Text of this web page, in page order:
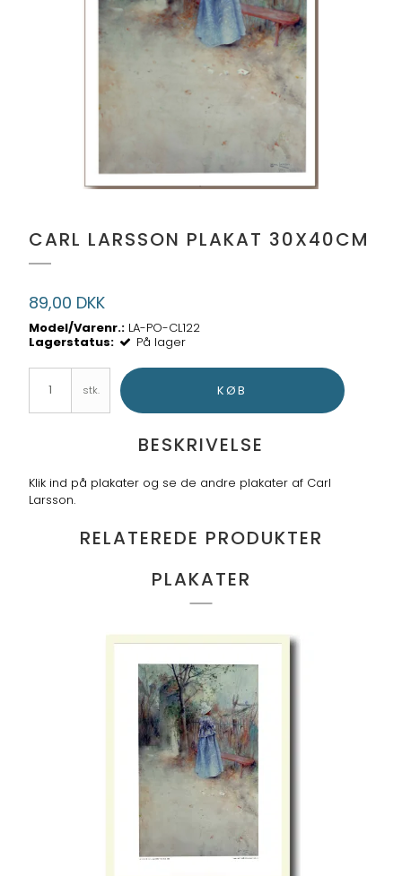
CARL LARSSON PLAKAT 30X40CM
89,00 DKK
Model/Varenr.: LA-PO-CL122
Lagerstatus:
På lager
stk. KØB
BESKRIVELSE
Klik ind på plakater og se de andre plakater af Carl
Larsson.
RELATEREDE PRODUKTER
PLAKATER